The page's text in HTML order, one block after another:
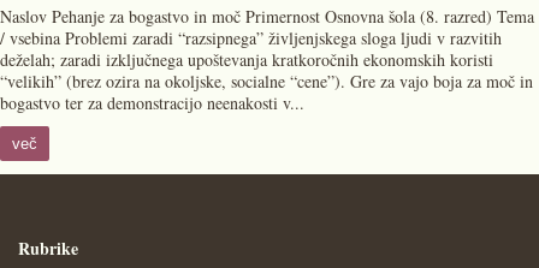
Naslov Pehanje za bogastvo in moč Primernost Osnovna šola (8. razred) Tema
/ vsebina Problemi zaradi “razsipnega” življenjskega sloga ljudi v razvitih
deželah; zaradi izključnega upoštevanja kratkoročnih ekonomskih koristi
“velikih” (brez ozira na okoljske, socialne “cene”). Gre za vajo boja za moč in
bogastvo ter za demonstracijo neenakosti v...
več
Rubrike